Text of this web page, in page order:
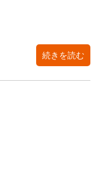
続きを読む